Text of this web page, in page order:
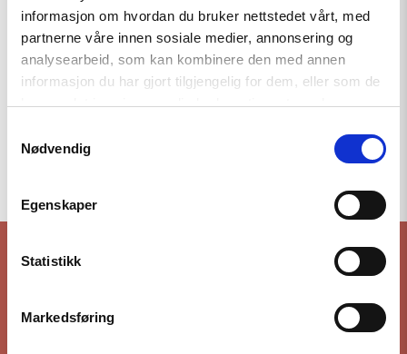
informasjon om hvordan du bruker nettstedet vårt, med
partnerne våre innen sosiale medier, annonsering og
analysearbeid, som kan kombinere den med annen
informasjon du har gjort tilgjengelig for dem, eller som de
har samlet inn gjennom din bruk av tjenestene deres.
Nødvendig
Egenskaper
Statistikk
Markedsføring
Hold deg oppdatert på vårt arbeid